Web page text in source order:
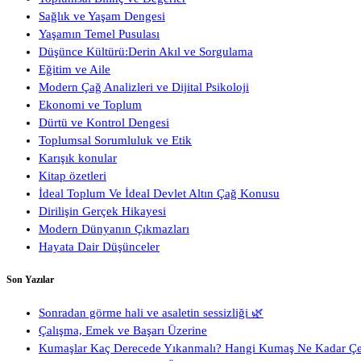
Sağlık ve Yaşam Dengesi
Yaşamın Temel Pusulası
Düşünce Kültürü:Derin Akıl ve Sorgulama
Eğitim ve Aile
Modern Çağ Analizleri ve Dijital Psikoloji
Ekonomi ve Toplum
Dürtü ve Kontrol Dengesi
Toplumsal Sorumluluk ve Etik
Karışık konular
Kitap özetleri
İdeal Toplum Ve İdeal Devlet Altın Çağ Konusu
Dirilişin Gerçek Hikayesi
Modern Dünyanın Çıkmazları
Hayata Dair Düşünceler
Son Yazılar
Sonradan görme hali ve asaletin sessizliği 🌿
Çalışma, Emek ve Başarı Üzerine
Kumaşlar Kaç Derecede Yıkanmalı? Hangi Kumaş Ne Kadar